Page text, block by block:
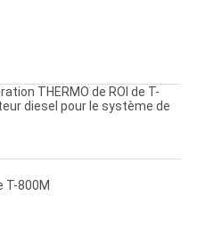
THERMO de ROI de T-
diesel pour le système de
T-800M